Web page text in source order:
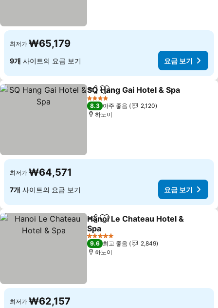
최저가 ₩65,179
9개 사이트의 요금 보기 요금 보기
공유 즐겨찾기에 추가
SQ Hang Gai Hotel & Spa
4 성급
8.3 아주 좋음
2,120
하노이
최저가 ₩64,571
7개 사이트의 요금 보기 요금 보기
공유 즐겨찾기에 추가
Hanoi Le Chateau Hotel &
Spa
요금 보기
5 성급
9.6 최고 좋음
2,849
하노이
최저가 ₩62,157